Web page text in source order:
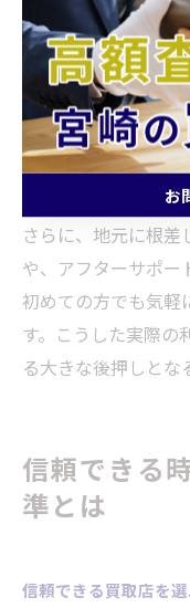
口コミは買取店の信
用な情報源です。延
延岡中川原店の迅
高く評価されていま
を参考にすることで
さらに、地元に根差
や、アフターサポー
初めての方でも気軽
す。こうした実際の
る大きな後押しとな
信頼できる
準とは
信頼できる買取店を
お
お